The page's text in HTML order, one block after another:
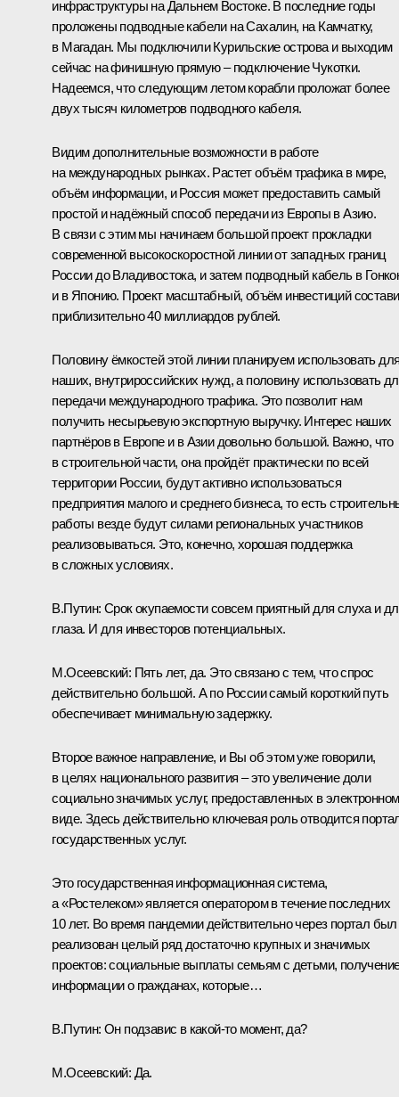
инфраструктуры на Дальнем Востоке. В последние годы
проложены подводные кабели на Сахалин, на Камчатку,
в Магадан. Мы подключили Курильские острова и выходим
сейчас на финишную прямую – подключение Чукотки.
Надеемся, что следующим летом корабли проложат более
двух тысяч километров подводного кабеля.
Видим дополнительные возможности в работе
на международных рынках. Растет объём трафика в мире,
объём информации, и Россия может предоставить самый
простой и надёжный способ передачи из Европы в Азию.
В связи с этим мы начинаем большой проект прокладки
современной высокоскоростной линии от западных границ
России до Владивостока, и затем подводный кабель в
и в Японию. Проект масштабный, объём инвестиций
приблизительно 40 миллиардов рублей.
Половину ёмкостей этой линии планируем использовать
наших, внутрироссийских нужд, а половину использовать
передачи международного трафика. Это позволит нам
получить несырьевую экспортную выручку. Интерес наших
партнёров в Европе и в Азии довольно большой. Важно, что
в строительной части, она пройдёт практически по всей
территории России, будут активно использоваться
предприятия малого и среднего бизнеса, то есть
работы везде будут силами региональных участников
реализовываться. Это, конечно, хорошая поддержка
в сложных условиях.
В.Путин: Срок окупаемости совсем приятный для слуха и
глаза. И для инвесторов потенциальных.
М.Осеевский: Пять лет, да. Это связано с тем, что спрос
действительно большой. А по России самый короткий путь
обеспечивает минимальную задержку.
Второе важное направление, и Вы об этом уже говорили,
в целях национального развития – это увеличение доли
социально значимых услуг, предоставленных в электронном
виде. Здесь действительно ключевая роль отводится
государственных услуг.
Это государственная информационная система,
а «Ростелеком» является оператором в течение последних
10 лет. Во время пандемии действительно через портал был
реализован целый ряд достаточно крупных и значимых
проектов: социальные выплаты семьям с детьми,
информации о гражданах, которые…
В.Путин: Он подзавис в какой‑то момент, да?
М.Осеевский: Да.